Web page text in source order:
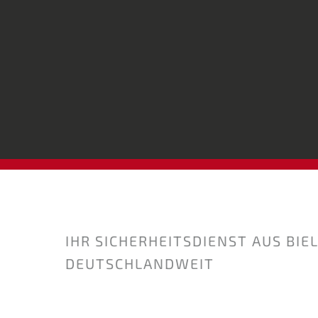
IHR SICHERHEITSDIENST AUS
DEUTSCHLANDWEIT